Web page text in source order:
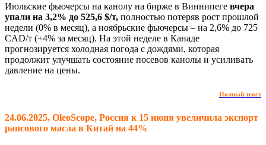
Июльские фьючерсы на канолу на бирже в Виннипеге вчера
упали на 3,2% до 525,6 $/т, полностью потеряв рост прошлой
недели (0% в месяц), а ноябрьские фьючерсы – на 2,6% до 725
CAD/т (+4% за месяц). На этой неделе в Канаде
прогнозируется холодная погода с дождями, которая
продолжит улучшать состояние посевов канолы и усиливать
давление на цены.
Полный текст
24.06.2025, OleoScope, Россия к 15 июня увеличила экспорт
рапсового масла в Китай на 44%